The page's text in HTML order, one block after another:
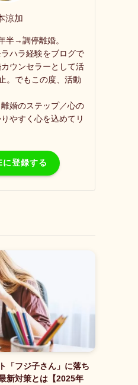
涼加
半→調停離婚。
ハラ経験をブログで
ウンセラーとして活
。でもこの度、活動
婚のステップ／心の
やすく心を込めてリ
登録する
「フジ子さん」に落ち
新対策とは【2025年